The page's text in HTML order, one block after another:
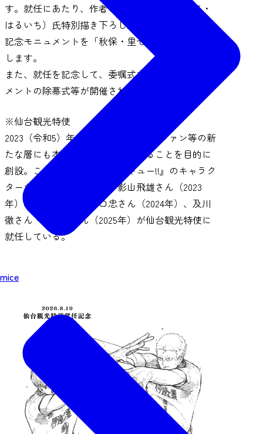
mice
す。就任にあたり、作者の古舘春一（ふるだて・
はるいち）氏特別描き下ろしイラストによる就任
記念モニュメントを「秋保・里センター」に設置
します。
また、就任を記念して、委嘱式および記念モニュ
メントの除幕式等が開催されます。
※仙台観光特使
2023（令和5）年度に、漫画やアニメファン等の新
たな層にも本市の認知度拡大を図ることを目的に
創設。これまでに漫画『ハイキュー!!』のキャラク
ターから、日向翔陽さん・影山飛雄さん（2023
年）、月島蛍さん・山口忠さん（2024年）、及川
徹さん・岩泉一さん（2025年）が仙台観光特使に
就任している。